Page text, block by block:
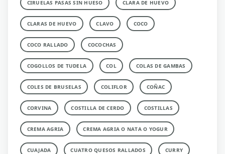
CIRUELAS PASAS SIN HUESO CLARA DE HUEVO
CLARAS DE HUEVO CLAVO COCO
COCO RALLADO COCOCHAS
COGOLLOS DE TUDELA COL COLAS DE GAMBAS
COLES DE BRUSELAS COLIFLOR COÑAC
CORVINA COSTILLA DE CERDO COSTILLAS
CREMA AGRIA CREMA AGRIA O NATA O YOGUR
CUAJADA CUATRO QUESOS RALLADOS CURRY